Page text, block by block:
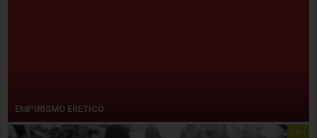
EMPIRISMO ERETICO
libri